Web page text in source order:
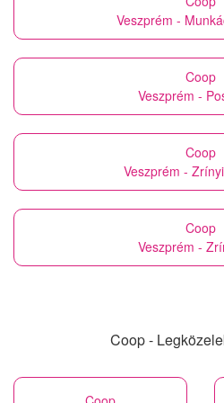
Veszprém -
Coop
Veszprém -
Coop
Veszprém -
Coop
Veszprém -
Coop -